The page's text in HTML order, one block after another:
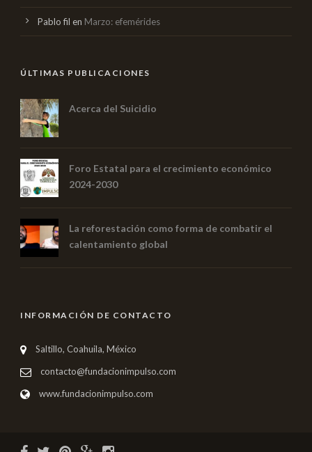
Pablo fil en Marzo: efemérides
ÚLTIMAS PUBLICACIONES
Acerca del Suicidio
Foro Estatal para el crecimiento económico
2024-2030
La reforestación como forma de combatir el
calentamiento global
INFORMACIÓN DE CONTACTO
Saltillo, Coahuila, México
contacto@fundacionimpulso.com
www.fundacionimpulso.com